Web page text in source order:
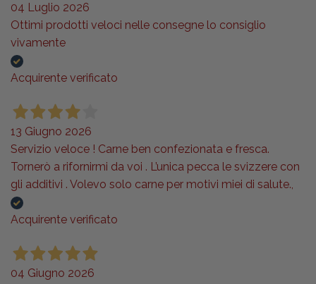
04 Luglio 2026
Ottimi prodotti veloci nelle consegne lo consiglio
vivamente
Acquirente verificato
13 Giugno 2026
Servizio veloce ! Carne ben confezionata e fresca.
Tornerò a rifornirmi da voi . L’unica pecca le svizzere con
gli additivi . Volevo solo carne per motivi miei di salute.,
Acquirente verificato
04 Giugno 2026